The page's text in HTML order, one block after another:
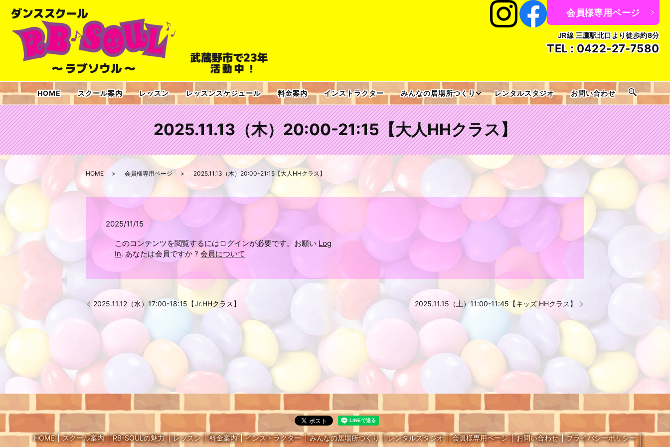
HOME スクール案内 レッスン レッスンスケジュール 料金案内 インストラクター みんなの居場所つくり レンタルスタジオ お問い合わせ
会員様専用ページ
JR線 三鷹駅北口より徒歩約8分
TEL :0422-27-7580
2025.11.13（木）20:00-21:15【大人HHクラス】
HOME 会員様専用ページ 2025.11.13（木）20:00-21:15【大人HHクラス】
2025/11/15
このコンテンツを閲覧するにはログインが必要です。お願い Log
In. あなたは会員ですか ?会員について
2025.11.12（水）17:00-18:15【Jr.HHクラス】 2025.11.15（土）11:00-11:45【キッズ HHクラス】
HOME スクール案内 RB-SOULの魅力 レッスン 料金案内 インストラクター みんなの居場所つくり レンタルスタジオ 会員様専用ページ お問い合わせ プライバシーポリシー